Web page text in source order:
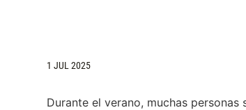
1 JUL 2025
Durante el verano, muchas